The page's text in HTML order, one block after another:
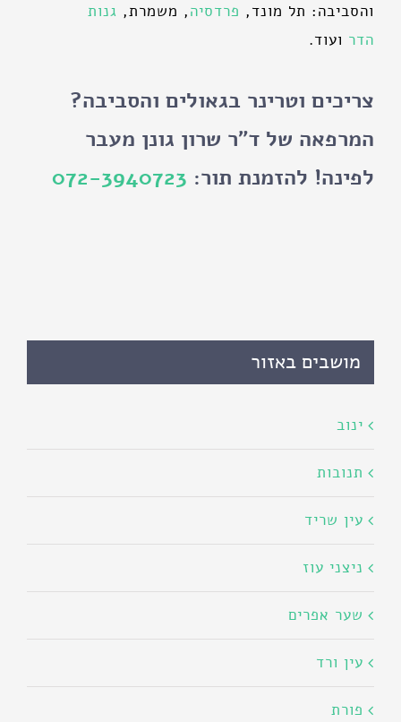
והסביבה: תל מונד, פרדסיה, משמרת, גנות
הדר ועוד.
צריכים וטרינר בגאולים והסביבה?
המרפאה של ד"ר שרון גונן מעבר
לפינה! להזמנת תור: 072-3940723
מושבים באזור
ינוב
תנובות
עין שריד
ניצני עוז
שער אפרים
עין ורד
פורת